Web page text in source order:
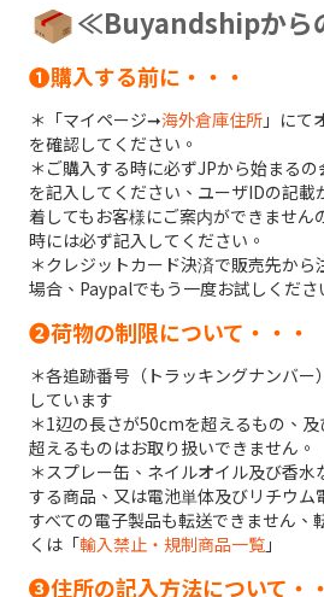
≪Buyandshipから
➊購入する前に・・・
＊「マイページ➞海外倉庫住所 」にて
を確認してください。
＊ご購入する時に必ずJPから始まるの
を記入してください、ユーザIDの記載
着してもお客様にご案内ができません
時には必ず記入してください。
＊クレジットカード決済で販売先から
場合、Paypalでもう一度お試しくださ
➋荷物の制限について・・・
＊各追跡番号（トラッキングナンバ
しています
＊1辺の長さが50cmを超えるもの、
超えるものはお取り扱いできません。
＊スプレー缶、ネイルオイル及び香
する商品、又は電池単体及びリチウム
すべての電子製品も転送できません、
くは「輸入禁止・規制商品一覧 」
➌住所の記入方法について・